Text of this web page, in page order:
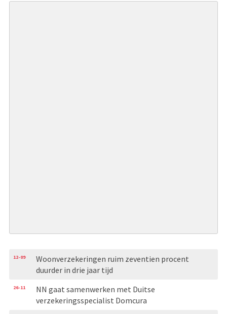
12-09
Woonverzekeringen ruim zeventien procent
duurder in drie jaar tijd
26-11
NN gaat samenwerken met Duitse
verzekeringsspecialist Domcura